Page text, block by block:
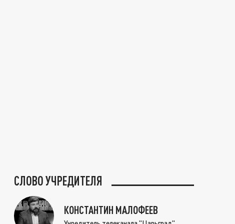
СЛОВО УЧРЕДИТЕЛЯ
КОНСТАНТИН МАЛОФЕЕВ